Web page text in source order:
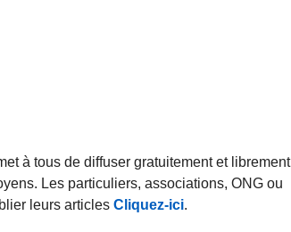
à tous de diffuser gratuitement et librement
Les particuliers, associations, ONG ou
leurs articles Cliquez-ici.